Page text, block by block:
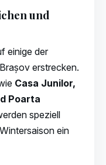
und
einige der
erstrecken.
Casa Junilor,
Poarta
speziell
ein